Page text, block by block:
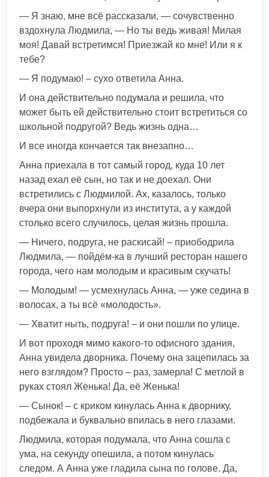
— Я знаю, мне всё рассказали, — сочувственно
вздохнула Людмила, — Но ты ведь живая! Милая
моя! Давай встретимся! Приезжай ко мне! Или я к
тебе?
— Я подумаю! – сухо ответила Анна.
И она действительно подумала и решила, что
может быть ей действительно стоит встретиться со
школьной подругой? Ведь жизнь одна…
И все иногда кончается так внезапно…
Анна приехала в тот самый город, куда 10 лет
назад ехал её сын, но так и не доехал. Они
встретились с Людмилой. Ах, казалось, только
вчера они выпорхнули из института, а у каждой
столько всего случилось, целая жизнь прошла.
— Ничего, подруга, не раскисай! – приободрила
Людмила, — пойдём-ка в лучший ресторан нашего
города, чего нам молодым и красивым скучать!
— Молодым! — усмехнулась Анна, — уже седина в
волосах, а ты всё «молодость».
— Хватит ныть, подруга! – и они пошли по улице.
И вот проходя мимо какого-то офисного здания,
Анна увидела дворника. Почему она зацепилась за
него взглядом? Просто – раз, замерла! С метлой в
руках стоял Женька! Да, её Женька!
— Сынок! – с криком кинулась Анна к дворнику,
подбежала и буквально впилась в него глазами.
Людмила, которая подумала, что Анна сошла с
ума, на секунду опешила, а потом кинулась
следом. А Анна уже гладила сына по голове. Да,